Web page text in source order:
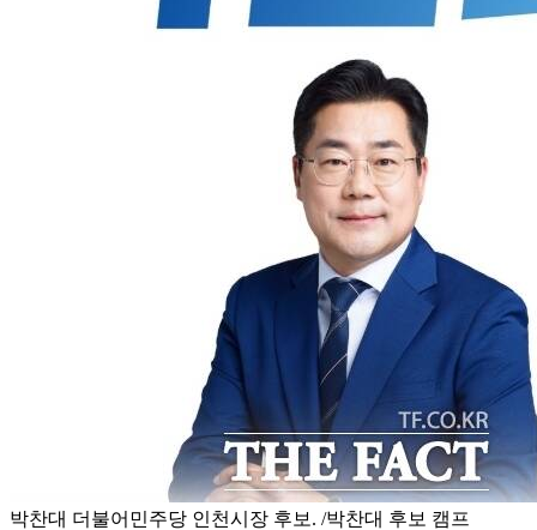
박찬대 더불어민주당 인천시장 후보. /박찬대 후보 캠프